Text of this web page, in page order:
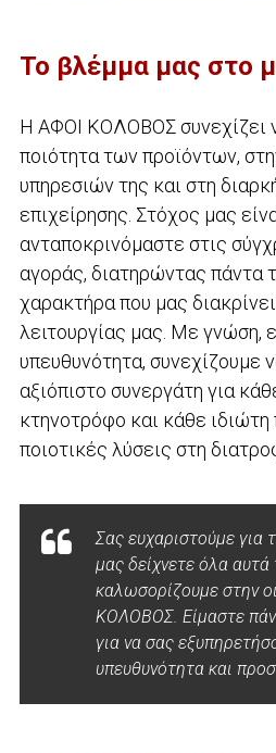
Το βλέμμα μας στο
Η ΑΦΟΙ ΚΟΛΟΒΟΣ συνεχίζει
ποιότητα των προϊόντων,
υπηρεσιών της και στη
επιχείρησης. Στόχος μας
ανταποκρινόμαστε στις
αγοράς, διατηρώντας πάντα
χαρακτήρα που μας
λειτουργίας μας. Με γνώση,
υπευθυνότητα, συνεχίζουμε
αξιόπιστο συνεργάτη για
κτηνοτρόφο και κάθε ιδιώτη
ποιοτικές λύσεις στη
Σας ευχαριστούμε για
μας δείχνετε όλα αυτά
καλωσορίζουμε στην
ΚΟΛΟΒΟΣ. Είμαστε
για να σας
υπευθυνότητα και